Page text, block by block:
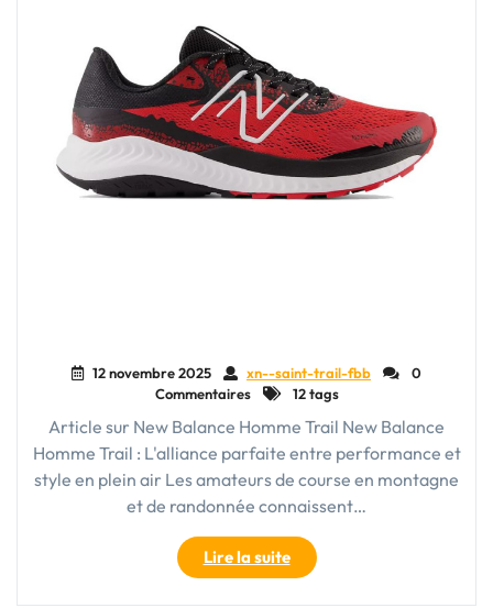
12 novembre 2025 xn--saint-trail-fbb
0
Commentaires
12 tags
Article sur New Balance Homme Trail New Balance
Homme Trail : L'alliance parfaite entre performance et
style en plein air Les amateurs de course en montagne
et de randonnée connaissent…
Lire la suite"Chaussures
New